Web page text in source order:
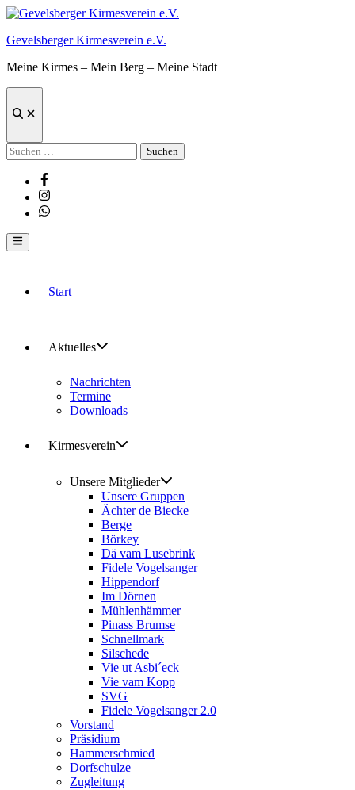
Zum
springen
Gevelsberger Kirmesverein e.V.
Meine Kirmes – Mein Berg – Meine Stadt
Suche
Suchen
nach:
Facebook
Instagram
Whatsapp
Hauptmenü
Start
Aktuelles
Nachrichten
Termine
Downloads
Kirmesverein
Unsere Mitglieder
Unsere Gruppen
Ächter de Biecke
Berge
Börkey
Dä vam Lusebrink
Fidele Vogelsanger
Hippendorf
Im Dörnen
Mühlenhämmer
Pinass Brumse
Schnellmark
Silschede
Vie ut Asbi´eck
Vie vam Kopp
SVG
Fidele Vogelsanger 2.0
Vorstand
Präsidium
Hammerschmied
Dorfschulze
Zugleitung